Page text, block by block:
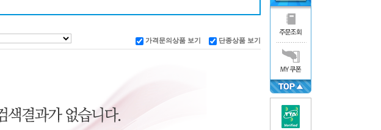
가격문의상품 보기 단종상품 보기